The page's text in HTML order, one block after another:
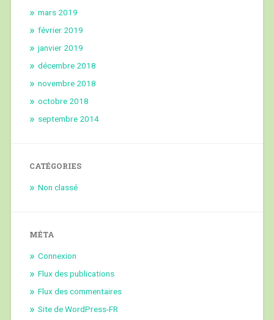
mars 2019
février 2019
janvier 2019
décembre 2018
novembre 2018
octobre 2018
septembre 2014
CATÉGORIES
Non classé
MÉTA
Connexion
Flux des publications
Flux des commentaires
Site de WordPress-FR